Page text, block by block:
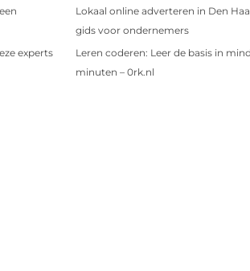
Lokaal online adverteren in Den
gids voor ondernemers
experts
Leren coderen: Leer de basis in
minuten – 0rk.nl